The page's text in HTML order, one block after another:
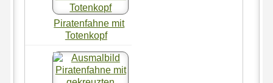
Piratenfahne mit
Totenkopf